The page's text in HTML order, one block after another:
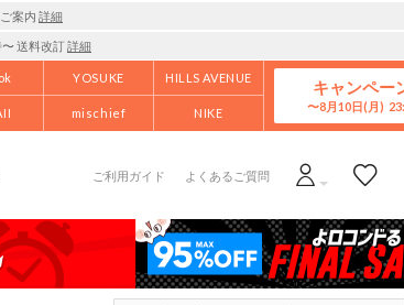
案内 詳細
〜 送料改訂詳細
YOSUKE HILLS AVENUE
mischief NIKE
キャンペー
8月10日(月)
ご利用ガイド よくあるご質問